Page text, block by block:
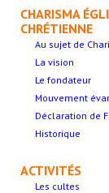
CHARISMA
CHRÉTIENNE
Au sujet de
La vision
Le fondateur
Mouvement
Déclaration de
Historique
ACTIVITÉS
Les cultes